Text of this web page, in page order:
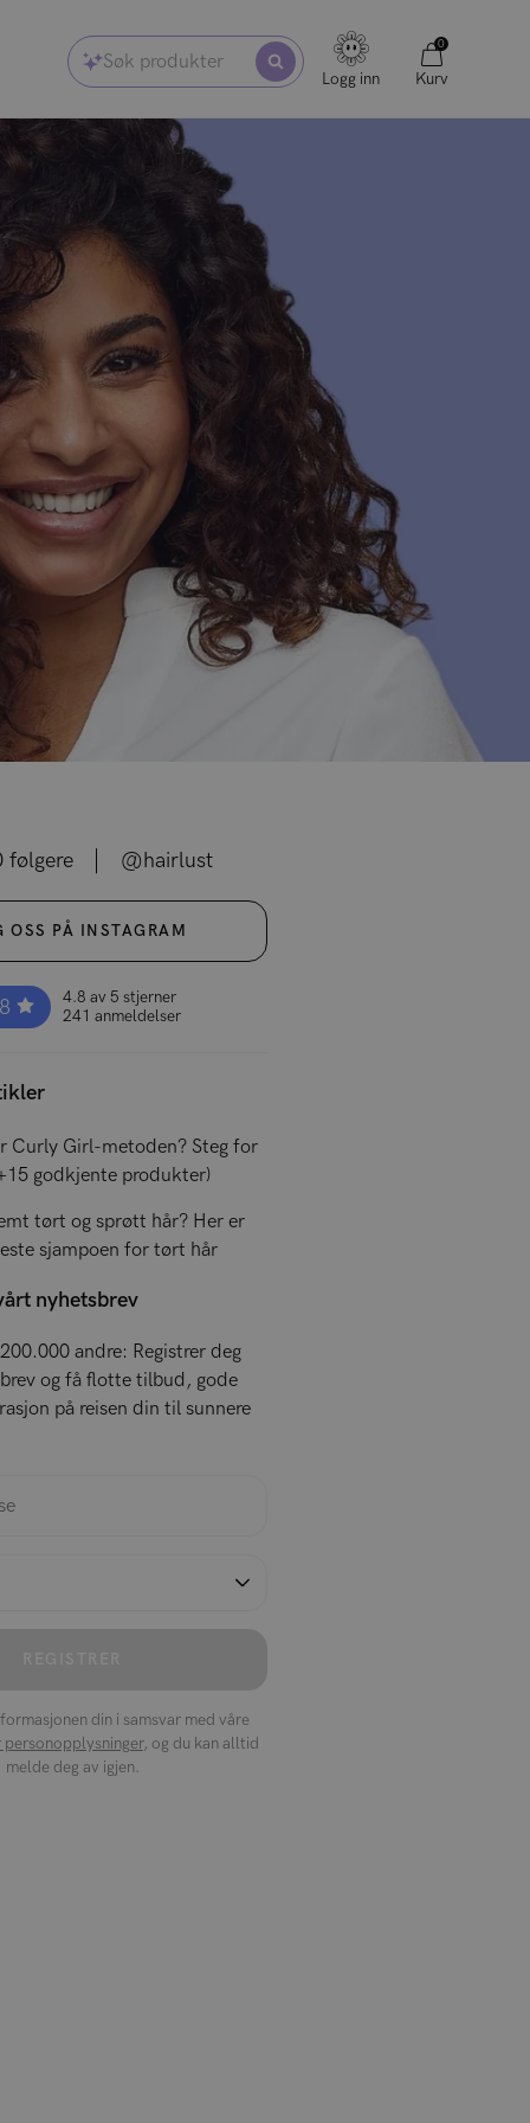
Søk produkter
Logg inn
0
Kurv
følgere @hairlust
OSS PÅ INSTAGRAM
4.8 av 5 stjerner
241 anmeldelser
Curly Girl-metoden? Steg for
godkjente produkter)
tørt og sprøtt hår? Her er
sjampoen for tørt hår
nyhetsbrev
andre: Registrer deg
og få flotte tilbud, gode
på reisen din til sunnere
din i samsvar med våre
, og du kan alltid
melde deg av igjen.